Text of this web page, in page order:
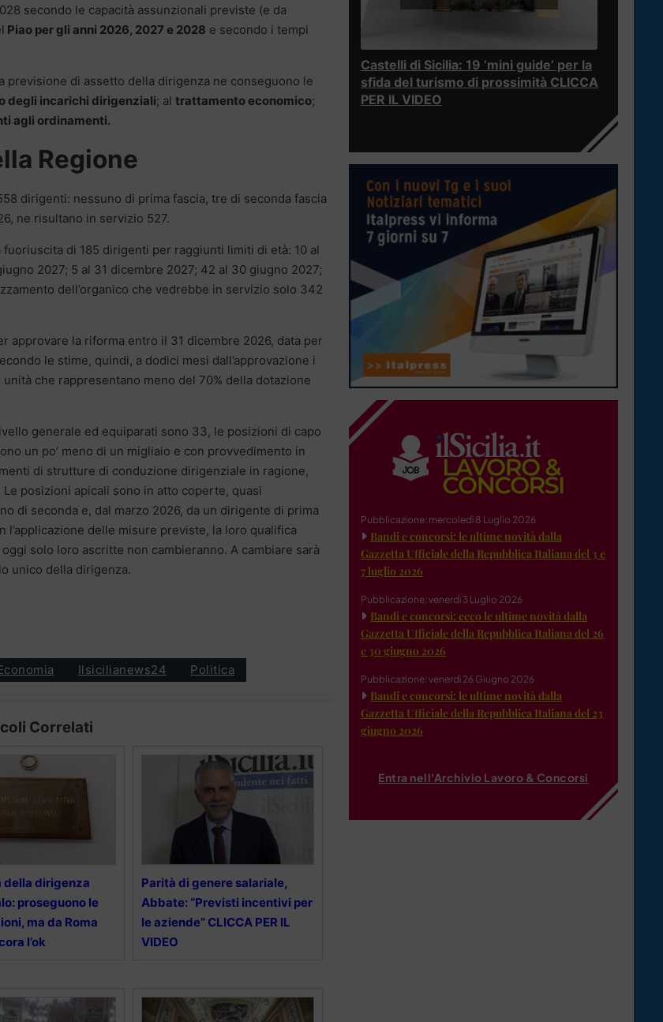
secondo le capacità assunzionali previste (e da
Piao per gli anni 2026, 2027 e 2028 e secondo i tempi
di assetto della dirigenza ne conseguono le
degli incarichi dirigenziali; al trattamento economico;
agli ordinamenti.
Regione
dirigenti: nessuno di prima fascia, tre di seconda fascia
ne risultano in servizio 527.
di 185 dirigenti per raggiunti limiti di età: 10 al
2027; 5 al 31 dicembre 2027; 42 al 30 giugno 2027;
dell’organico che vedrebbe in servizio solo 342
approvare la riforma entro il 31 dicembre 2026, data per
le stime, quindi, a dodici mesi dall’approvazione i
che rappresentano meno del 70% della dotazione
generale ed equiparati sono 33, le posizioni di capo
un po’ meno di un migliaio e con provvedimento in
di strutture di conduzione dirigenziale in ragione,
posizioni apicali sono in atto coperte, quasi
di seconda e, dal marzo 2026, da un dirigente di prima
delle misure previste, la loro qualifica
solo loro ascritte non cambieranno. A cambiare sarà
unico della dirigenza.
Ilsicilianews24 Politica
Correlati
della dirigenza
proseguono le
ma da Roma
l’ok
Parità di genere salariale,
Abbate: “Previsti incentivi per
le aziende” CLICCA PER IL
VIDEO
Castelli di Sicilia: 19 ‘mini guide’ per la
sfida del turismo di prossimità CLICCA
PER IL VIDEO
Pubblicazione: mercoledì 8 Luglio 2026
Bandi e concorsi: le ultime novità dalla
Gazzetta Ufficiale della Repubblica Italiana del 3 e
7 luglio 2026
Pubblicazione: venerdì 3 Luglio 2026
Bandi e concorsi: ecco le ultime novità dalla
Gazzetta Ufficiale della Repubblica Italiana del 26
e 30 giugno 2026
Pubblicazione: venerdì 26 Giugno 2026
Bandi e concorsi: le ultime novità dalla
Gazzetta Ufficiale della Repubblica Italiana del 23
giugno 2026
Entra nell'Archivio Lavoro & Concorsi